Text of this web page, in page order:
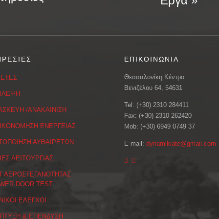
/ΑΝΑΚΑΙΝΙΣΗ
ΕΝΕΡΓΕΙΑΣ
ΑΥΘΑΙΡΕΤΩΝ
ΛΕΙΤΟΥΡΓΙΑΣ
ΑΕΡΟΣΤΕΓΑΝΟΤΗΤΑΣ
DOOR TEST
ΕΛΕΓΧΟΙ
& ΕΠΕΝΔΥΣΗ
ΕΠΙΚΟΙΝΩΝΙΑ
Θεσσαλονίκη Κέντρο
Βενιζέλου 64, 54631
Tel: (+30) 2310 284411
Fax: (+30) 2310 262420
Mob: (+30) 6949 0749 37
E-mail: dynamikiate@gmail.com